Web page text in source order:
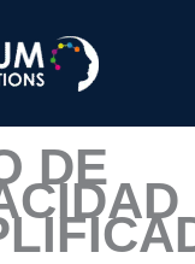
DE